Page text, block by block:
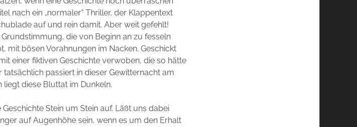
nach ein „normaler“ Thriller, der Klappentext
auf und rein damit. Aber weit gefehlt!
die von Beginn an zu fesseln
mit bösen Vorahnungen im Nacken. Geschickt
einer fiktiven Geschichte verwoben, die so hätte
passiert in dieser Gewitternacht am
diese Bluttat im Dunkeln.
Stein um Stein auf. Läßt uns dabei
auf Augenhöhe sein, wenn es um den Erhalt